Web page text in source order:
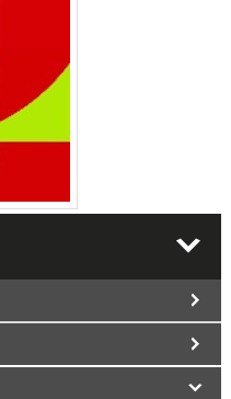
otro mártir de la